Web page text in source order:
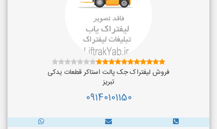
فروش لیفتراک جک پالت استاکر قطعات یدکی
تبریز
09140101150